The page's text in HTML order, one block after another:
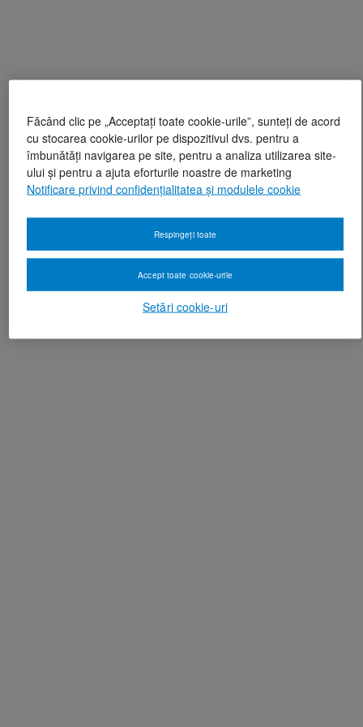
Făcând clic pe „Acceptați toate cookie-urile”, sunteți de acord
cu stocarea cookie-urilor pe dispozitivul dvs. pentru a
îmbunătăți navigarea pe site, pentru a analiza utilizarea site-
ului și pentru a ajuta eforturile noastre de marketing
Notificare privind confidențialitatea și modulele cookie
Setări cookie-uri
Respingeți toate
Accept toate cookie-urile